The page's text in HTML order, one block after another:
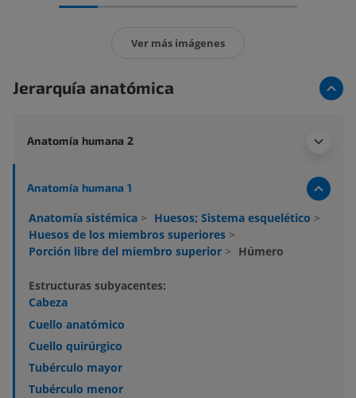
Ver más imágenes
Jerarquía anatómica
Anatomía humana 2
Anatomía humana 1
Anatomía sistémica > Huesos; Sistema esquelético >
Huesos de los miembros superiores >
Porción libre del miembro superior > Húmero
Estructuras subyacentes:
Cabeza
Cuello anatómico
Cuello quirúrgico
Tubérculo mayor
Tubérculo menor